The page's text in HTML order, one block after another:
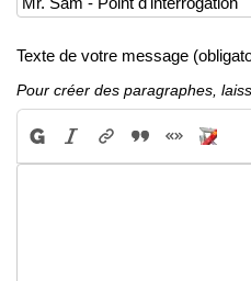
Texte de votre message
Pour créer des paragraphes,